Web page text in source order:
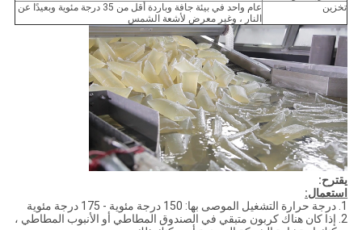
تخزين
عام واحد في بيئة جافة وباردة أقل من 35 درجة مئوية وبعيدًا عن
النار ، وغير معرض لأشعة الشمس
يقترح:
استعمال:
1. درجة حرارة التشغيل الموصى بها: 150 درجة مئوية - 175 درجة مئوية
2. إذا كان هناك كربون متبقي في الصندوق المطاطي أو الأنبوب المطاطي ،